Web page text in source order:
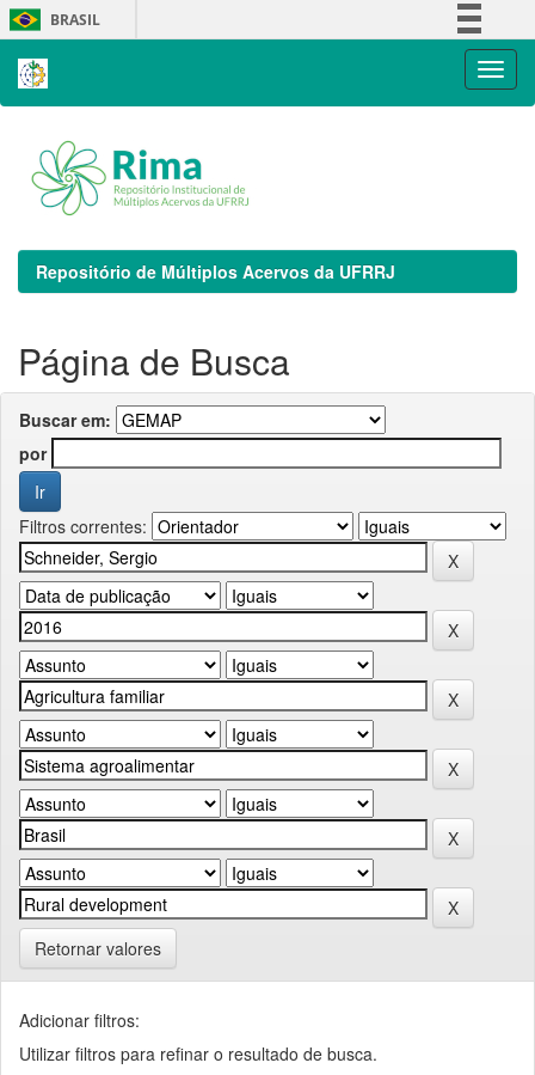
Skip
navigation
BRASIL
Repositório de Múltiplos Acervos da UFRRJ
Página de Busca
Buscar em:
por
Filtros correntes:
Retornar valores
Adicionar filtros:
Utilizar filtros para refinar o resultado de busca.